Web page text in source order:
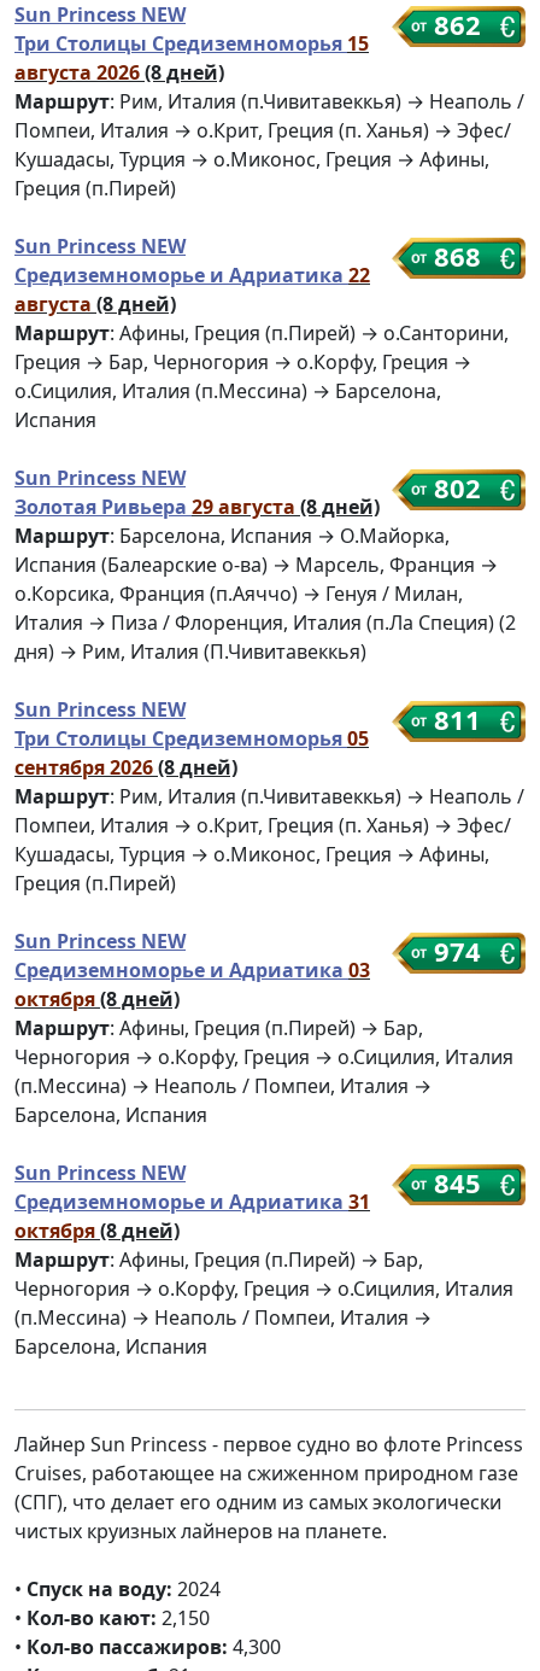
862
Sun Princess NEW
Три Столицы Средиземноморья 15
августа 2026(8 дней)
Маршрут: Рим, Италия (п.Чивитавеккья) → Неаполь /
Помпеи, Италия → о.Крит, Греция (п. Ханья) → Эфес/
Кушадасы, Турция → о.Миконос, Греция → Афины,
Греция (п.Пирей)
868
Sun Princess NEW
Средиземноморье и Адриатика 22
августа (8 дней)
Маршрут: Афины, Греция (п.Пирей) → о.Санторини,
Греция → Бар, Черногория → о.Корфу, Греция →
о.Сицилия, Италия (п.Мессина) → Барселона,
Испания
802
Sun Princess NEW
Золотая Ривьера 29 августа (8 дней)
Маршрут: Барселона, Испания → О.Майорка,
Испания (Балеарские о-ва) → Марсель, Франция →
о.Корсика, Франция (п.Аяччо) → Генуя / Милан,
Италия → Пиза / Флоренция, Италия (п.Ла Специя) (2
дня) → Рим, Италия (П.Чивитавеккья)
811
Sun Princess NEW
Три Столицы Средиземноморья05
сентября 2026(8 дней)
Маршрут: Рим, Италия (п.Чивитавеккья) → Неаполь /
Помпеи, Италия → о.Крит, Греция (п. Ханья) → Эфес/
Кушадасы, Турция → о.Миконос, Греция → Афины,
Греция (п.Пирей)
974
Sun Princess NEW
Средиземноморье и Адриатика 03
октября(8 дней)
Маршрут: Афины, Греция (п.Пирей) → Бар,
Черногория → о.Корфу, Греция → о.Сицилия, Италия
(п.Мессина) → Неаполь / Помпеи, Италия →
Барселона, Испания
845
Sun Princess NEW
Средиземноморье и Адриатика 31
октября(8 дней)
Маршрут: Афины, Греция (п.Пирей) → Бар,
Черногория → о.Корфу, Греция → о.Сицилия, Италия
(п.Мессина) → Неаполь / Помпеи, Италия →
Барселона, Испания
Лайнер Sun Princess - первое судно во флоте Princess
Cruises, работающее на сжиженном природном газе
(СПГ), что делает его одним из самых экологически
чистых круизных лайнеров на планете.
• Спуск на воду: 2024
• Кол-во кают: 2,150
• Кол-во пассажиров: 4,300